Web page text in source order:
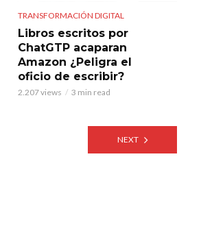
TRANSFORMACIÓN DIGITAL
Libros escritos por
ChatGTP acaparan
Amazon ¿Peligra el
oficio de escribir?
2.207 views 3 min read
NEXT